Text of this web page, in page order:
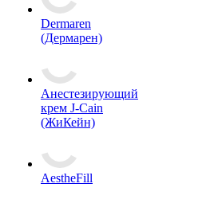
Dermaren
(Дермарен)
Анестезирующий
крем J-Cain
(ЖиКейн)
AestheFill